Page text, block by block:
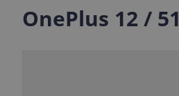
OnePlus 12 /